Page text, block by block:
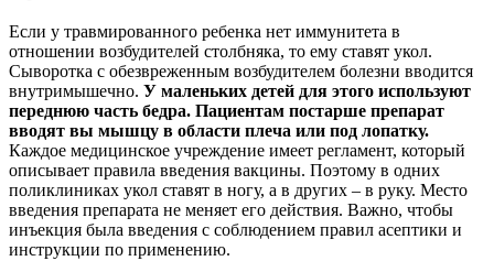
Если у травмированного ребенка нет иммунитета в
отношении возбудителей столбняка, то ему ставят укол.
Сыворотка с обезвреженным возбудителем болезни вводится
внутримышечно. У маленьких детей для этого используют
переднюю часть бедра. Пациентам постарше препарат
вводят вы мышцу в области плеча или под лопатку.
Каждое медицинское учреждение имеет регламент, который
описывает правила введения вакцины. Поэтому в одних
поликлиниках укол ставят в ногу, а в других – в руку. Место
введения препарата не меняет его действия. Важно, чтобы
инъекция была введения с соблюдением правил асептики и
инструкции по применению.